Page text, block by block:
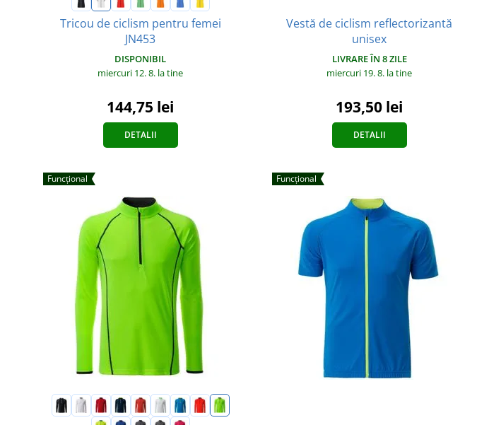
Tricou de ciclism pentru femei
JN453
DISPONIBIL
miercuri 12. 8. la tine
144,75 lei
DETALII
Vestă de ciclism reflectorizantă
unisex
LIVRARE ÎN 8 ZILE
miercuri 19. 8. la tine
193,50 lei
DETALII
Funcțional Funcțional